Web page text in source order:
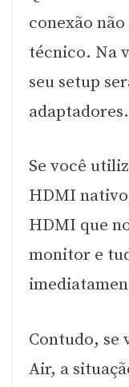
conexão
técnico. Na
seu setup
adaptadores.
Se você
HDMI
HDMI que
monitor e
Contudo, se
Air, a